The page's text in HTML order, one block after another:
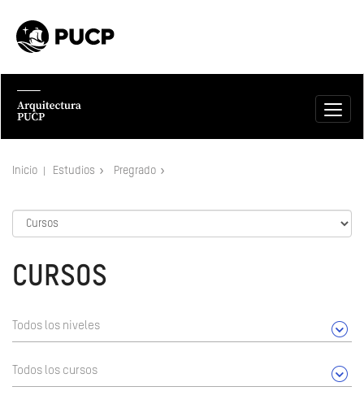
Inicio Estudios Pregrado
CURSOS
Todos los niveles
Todos los cursos